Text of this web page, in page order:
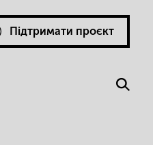
Підтримати проєкт